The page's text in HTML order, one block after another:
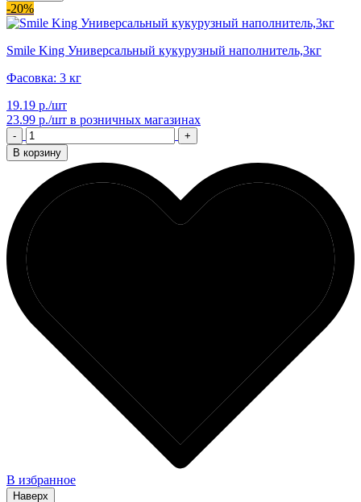
-20%
Smile King Универсальный кукурузный наполнитель,3кг
Фасовка: 3 кг
19.19 р./шт
23.99 р./шт в розничных магазинах
-
+
В корзину
В избранное
Наверх